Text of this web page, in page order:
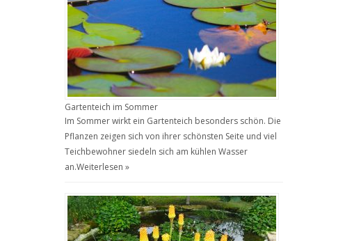
Gartenteich im Sommer
Im Sommer wirkt ein Gartenteich besonders schön. Die
Pflanzen zeigen sich von ihrer schönsten Seite und viel
Teichbewohner siedeln sich am kühlen Wasser
an.Weiterlesen »